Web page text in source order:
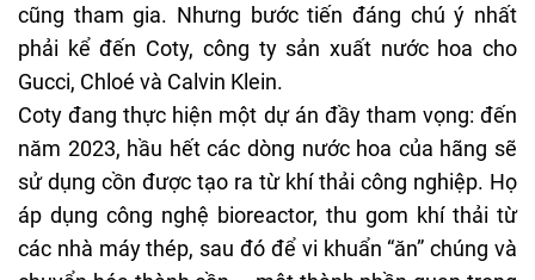
cũng tham gia. Nhưng bước tiến đáng chú ý nhất
phải kể đến Coty, công ty sản xuất nước hoa cho
Gucci, Chloé và Calvin Klein.
Coty đang thực hiện một dự án đầy tham vọng: đến
năm 2023, hầu hết các dòng nước hoa của hãng sẽ
sử dụng cồn được tạo ra từ khí thải công nghiệp. Họ
áp dụng công nghệ bioreactor, thu gom khí thải từ
các nhà máy thép, sau đó để vi khuẩn “ăn” chúng và